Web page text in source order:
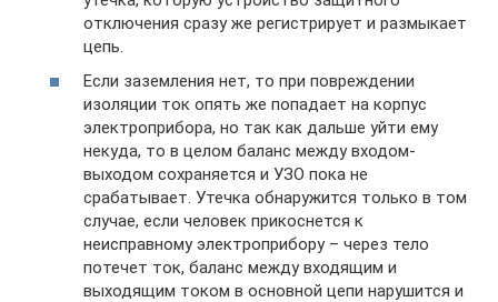
отключения сразу же регистрирует и размыкает
цепь.
Если заземления нет, то при повреждении
изоляции ток опять же попадает на корпус
электроприбора, но так как дальше уйти ему
некуда, то в целом баланс между входом-
выходом сохраняется и УЗО пока не
срабатывает. Утечка обнаружится только в том
случае, если человек прикоснется к
неисправному электроприбору – через тело
потечет ток, баланс между входящим и
выходящим током в основной цепи нарушится и